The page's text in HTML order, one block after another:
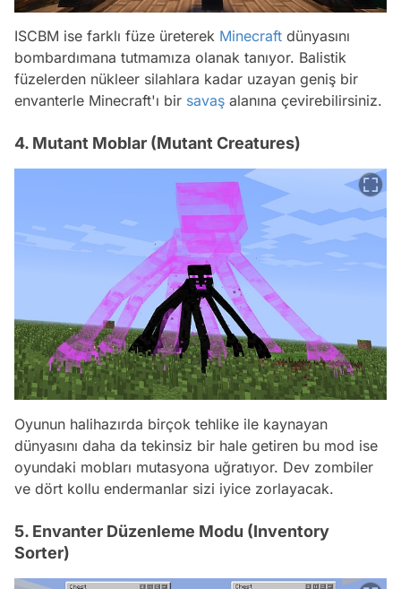
ISCBM ise farklı füze üreterek Minecraft dünyasını
bombardımana tutmamıza olanak tanıyor. Balistik
füzelerden nükleer silahlara kadar uzayan geniş bir
envanterle Minecraft'ı bir savaş alanına çevirebilirsiniz.
4. Mutant Moblar (Mutant Creatures)
Oyunun halihazırda birçok tehlike ile kaynayan
dünyasını daha da tekinsiz bir hale getiren bu mod ise
oyundaki mobları mutasyona uğratıyor. Dev zombiler
ve dört kollu endermanlar sizi iyice zorlayacak.
5. Envanter Düzenleme Modu (Inventory
Sorter)